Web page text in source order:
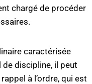
chargé de procéder
caractérisée
discipline, il peut
à l’ordre, qui est